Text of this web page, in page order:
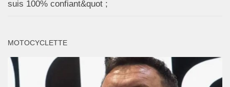
suis 100% confiant&quot ;
MOTOCYCLETTE